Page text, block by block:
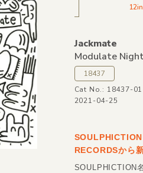
Jackmate
Modulate
18437
Cat No.: 18437-01
2021-04-25
RECORDSから
SOULPHICTION